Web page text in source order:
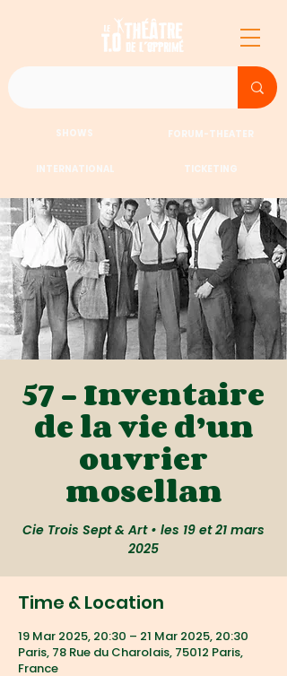
SHOWS FORUM-THEATER
INTERNATIONAL TICKETING
57 - Inventaire
de la vie d’un
ouvrier
mosellan
Cie Trois Sept & Art • les 19 et 21 mars
2025
Time & Location
19 Mar 2025, 20:30 – 21 Mar 2025, 20:30
Paris, 78 Rue du Charolais, 75012 Paris,
France